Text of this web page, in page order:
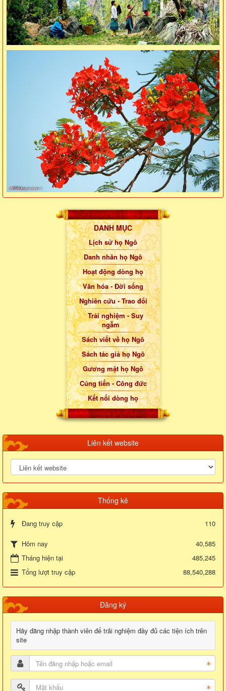
DANH MỤC
Lịch sử họ Ngô
Danh nhân họ Ngô
Hoạt động dòng họ
Văn hóa - Đời sống
Nghiên cứu - Trao đổi
Trải nghiệm - Suy
ngẫm
Sách viết về họ Ngô
Sách tác giả họ Ngô
Gương mặt họ Ngô
Cúng tiến - Công đức
Kết nối dòng họ
Liên kết website
Thống kê
Đang truy cập 110
Hôm nay
40,585
Tháng hiện tại
485,245
Tổng lượt truy cập
88,540,288
Đăng ký
Hãy đăng nhập thành viên để trải nghiệm đầy đủ các tiện ích trên
site